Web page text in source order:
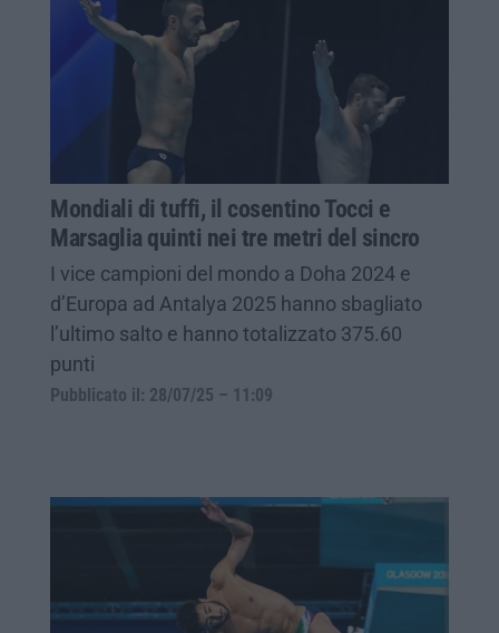
Mondiali di tuffi, il cosentino Tocci e
Marsaglia quinti nei tre metri del sincro
I vice campioni del mondo a Doha 2024 e
d’Europa ad Antalya 2025 hanno sbagliato
l’ultimo salto e hanno totalizzato 375.60
punti
Pubblicato il: 28/07/25 – 11:09